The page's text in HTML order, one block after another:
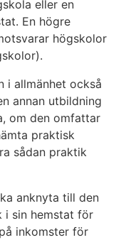
eller en
En högre
högskolor
i allmänhet också
annan utbildning
om den omfattar
praktisk
sådan praktik
anknyta till den
i sin hemstat för
inkomster för